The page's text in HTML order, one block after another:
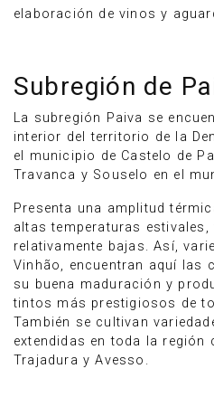
elaboración de vinos y
Subregión de
La subregión Paiva se
interior del territorio de la
el municipio de Castelo de
Travanca y Souselo en el
Presenta una amplitud
altas temperaturas
relativamente bajas. Así,
Vinhão, encuentran aquí las
su buena maduración y
tintos más prestigiosos de
También se cultivan
extendidas en toda la región
Trajadura y Avesso.